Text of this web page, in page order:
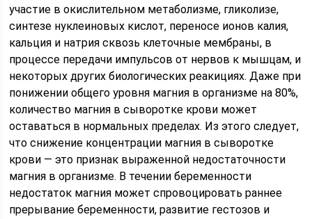
участие в окислительном метаболизме, гликолизе,
синтезе нуклеиновых кислот, переносе ионов калия,
кальция и натрия сквозь клеточные мембраны, в
процессе передачи импульсов от нервов к мышцам, и
некоторых других биологических реакициях. Даже при
понижении общего уровня магния в организме на 80%,
количество магния в сыворотке крови может
оставаться в нормальных пределах. Из этого следует,
что снижение концентрации магния в сыворотке
крови — это признак выраженной недостаточности
магния в организме. В течении беременности
недостаток магния может спровоцировать раннее
прерывание беременности, развитие гестозов и